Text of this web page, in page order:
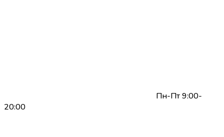
Пн-Пт 9:00-
20:00